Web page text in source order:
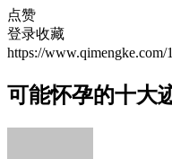
点赞
登录收藏
https://www.qimengke.com/
可能怀孕的十大